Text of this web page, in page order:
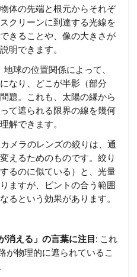
体の先端と根元からそれぞ
クリーンに到達する光線を
きることや、像の大きさが
明できます。
地球の位置関係によって、
なり、どこが半影（部分
題。これも、太陽の縁から
て遮られる限界の線を幾何
解できます。
カメラのレンズの絞りは、通
えるためのものです。絞り
るのに似ている）と、光量
ますが、ピントの合う範囲
るという効果があります。
消える」の言葉に注目: これ
が物理的に遮られているこ